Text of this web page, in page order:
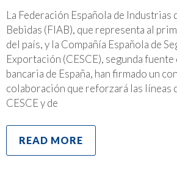
La Federación Española de Industrias
Bebidas (FIAB), que representa al
del país, y la Compañía Española de
Exportación (CESCE), segunda
bancaria de España, han firmado un
colaboración que reforzará las líneas
CESCE y de
READ MORE